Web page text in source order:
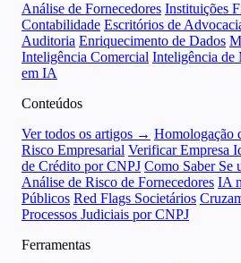
Análise de Fornecedores Instituições
Contabilidade Escritórios de
Auditoria Enriquecimento de Dados
Inteligência Comercial Inteligência de
em IA
Conteúdos
Ver todos os artigos → Homologação
Risco Empresarial Verificar Empresa
de Crédito por CNPJ Como Saber Se
Análise de Risco de Fornecedores IA
Públicos Red Flags Societários
Processos Judiciais por CNPJ
Ferramentas